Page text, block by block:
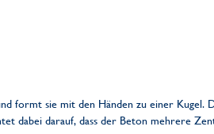
formt sie mit den Händen zu einer
dabei darauf, dass der Beton mehrere